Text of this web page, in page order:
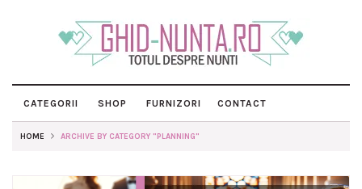
CATEGORII SHOP FURNIZORI CONTACT
HOME ARCHIVE BY CATEGORY "PLANNING"